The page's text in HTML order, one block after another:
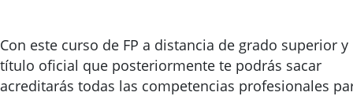
Con este curso de FP a distancia de grado superior y
título oficial que posteriormente te podrás sacar
acreditarás todas las competencias profesionales